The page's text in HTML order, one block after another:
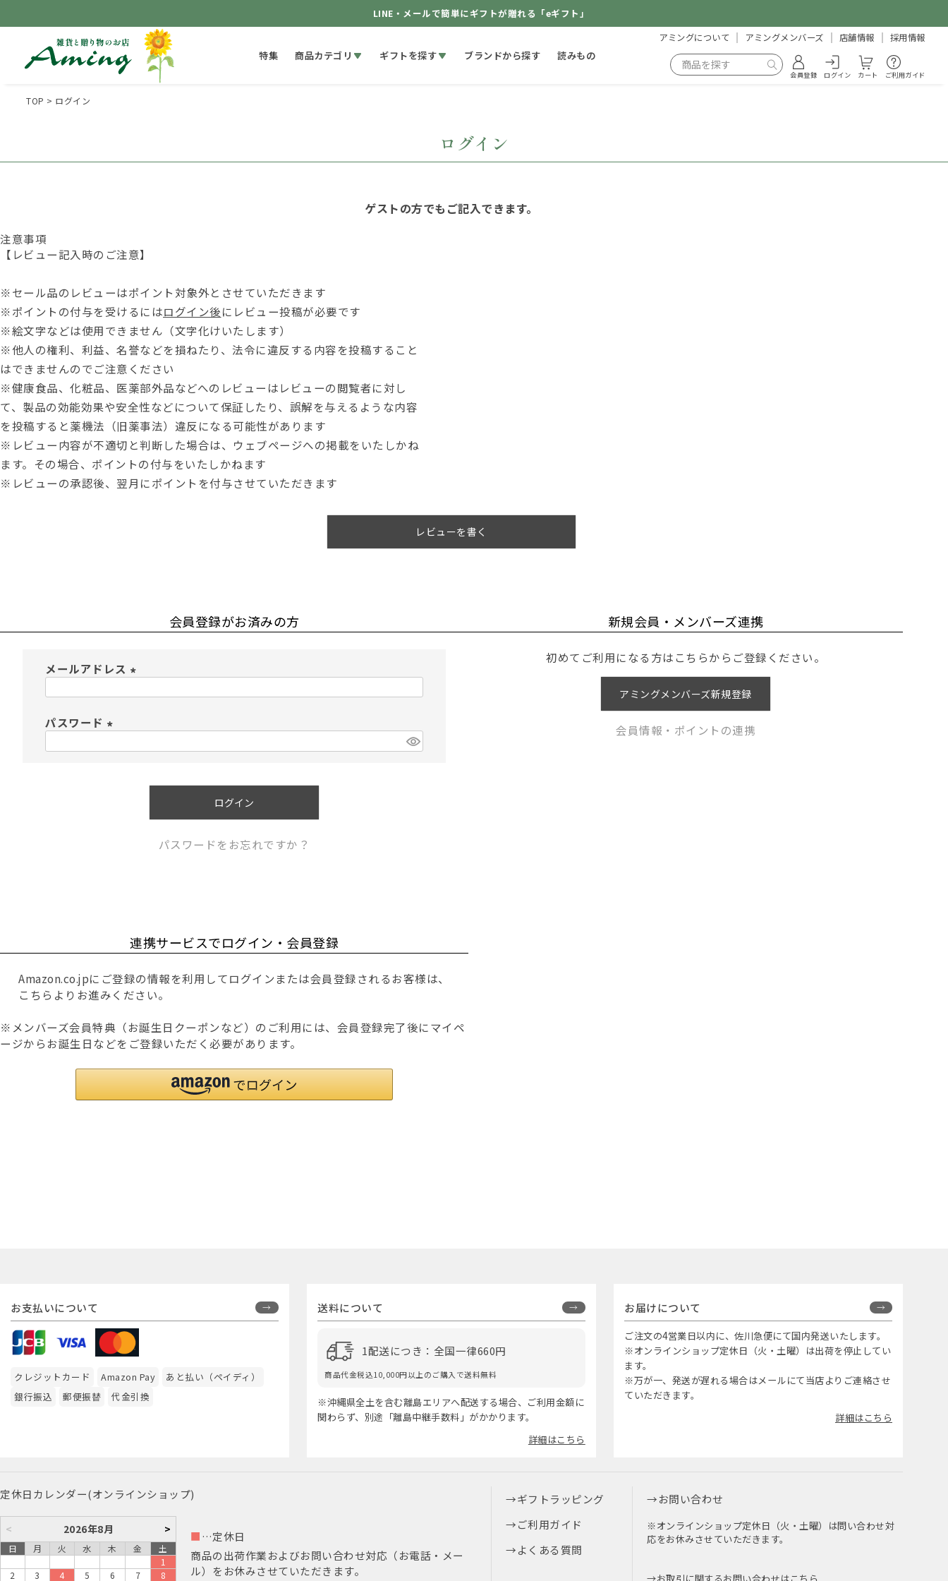
LINE・メールで簡単にギフトが贈れる「eギフト」
特集 商品カテゴリ ギフトを探す ブランドから探す 読みもの
アミングについて アミングメンバーズ 店舗情報 採用情報
会員登録 ログイン カート ご利用ガイド
TOP ログイン
ログイン
ゲストの方でもご記入できます。
注意事項
【レビュー記入時のご注意】
※セール品のレビューはポイント対象外とさせていただきます
※ポイントの付与を受けるにはログイン後にレビュー投稿が必要です
※絵文字などは使用できません（文字化けいたします）
※他人の権利、利益、名誉などを損ねたり、法令に違反する内容を投稿すること
はできませんのでご注意ください
※健康食品、化粧品、医薬部外品などへのレビューはレビューの閲覧者に対し
て、製品の効能効果や安全性などについて保証したり、誤解を与えるような内容
を投稿すると薬機法（旧薬事法）違反になる可能性があります
※レビュー内容が不適切と判断した場合は、ウェブページへの掲載をいたしかね
ます。その場合、ポイントの付与をいたしかねます
※レビューの承認後、翌月にポイントを付与させていただきます
レビューを書く
会員登録がお済みの方
メールアドレス
パスワード
ログイン
パスワードをお忘れですか？
連携サービスでログイン・会員登録
Amazon.co.jpにご登録の情報を利用してログインまたは会員登録されるお客様は、
こちらよりお進みください。
※メンバーズ会員特典（お誕生日クーポンなど）のご利用には、会員登録完了後にマイペ
ージからお誕生日などをご登録いただく必要があります。
新規会員・メンバーズ連携
初めてご利用になる方はこちらからご登録ください。
アミングメンバーズ新規登録
会員情報・ポイントの連携
お支払いについて
クレジットカード Amazon Pay
あと払い（ペイディ）
銀行振込
郵便振替 代金引換
送料について
1配送につき：全国一律660円
商品代金税込10,000円以上のご購入で送料無料
※沖縄県全土を含む離島エリアへ配送する場合、ご利用金額に
関わらず、別途「離島中継手数料」がかかります。
詳細はこちら
お届けについて
ご注文の4営業日以内に、佐川急便にて国内発送いたします。
※オンラインショップ定休日（火・土曜）は出荷を停止してい
ます。
※万が一、発送が遅れる場合はメールにて当店よりご連絡させ
ていただきます。
詳細はこちら
定休日カレンダー(オンラインショップ)
< 2026年8月 >
日 月 火 水 木 金
土
1
2
3 4 5 6 7 8
■ …定休日
商品の出荷作業およびお問い合わせ対応（お電話・メー
ル）をお休みさせていただきます。
ギフトラッピング
ご利用ガイド
よくある質問
お問い合わせ
※オンラインショップ定休日（火・土曜）は問い合わせ対
応をお休みさせていただきます。
お取引に関するお問い合わせはこちら